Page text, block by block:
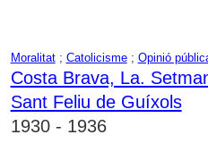
Moralitat; Catolicisme; Opinió
Costa Brava, La.
Sant Feliu de Guíxols
1930 - 1936